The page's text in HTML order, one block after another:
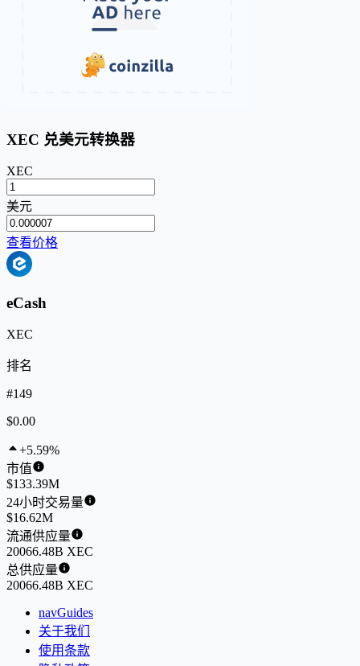
XEC 兑美元转换器
XEC
美元
查看价格
eCash
XEC
排名
#149
$0.00
+5.59%
市值
$133.39M
24小时交易量
$16.62M
流通供应量
20066.48B XEC
总供应量
20066.48B XEC
navGuides
关于我们
使用条款